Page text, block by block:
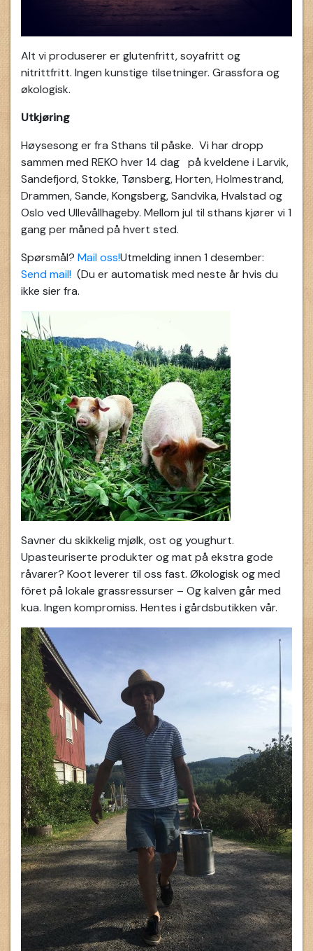
Alt vi produserer er glutenfritt, soyafritt og
nitrittfritt. Ingen kunstige tilsetninger. Grassfora og
økologisk.
Utkjøring
Høysesong er fra Sthans til påske. Vi har dropp
sammen med REKO hver 14 dag på kveldene i Larvik,
Sandefjord, Stokke, Tønsberg, Horten, Holmestrand,
Drammen, Sande, Kongsberg, Sandvika, Hvalstad og
Oslo ved Ullevållhageby. Mellom jul til sthans kjører vi 1
gang per måned på hvert sted.
Spørsmål? Mail oss!Utmelding innen 1 desember:
Send mail! (Du er automatisk med neste år hvis du
ikke sier fra.
Savner du skikkelig mjølk, ost og youghurt.
Upasteuriserte produkter og mat på ekstra gode
råvarer? Koot leverer til oss fast. Økologisk og med
fôret på lokale grassressurser – Og kalven går med
kua. Ingen kompromiss. Hentes i gårdsbutikken vår.